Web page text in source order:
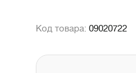
Код товара: 09020722